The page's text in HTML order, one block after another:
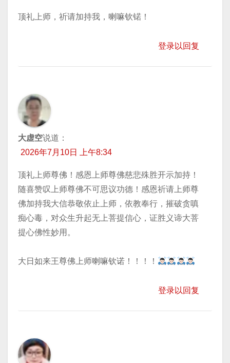
顶礼上师，祈请加持我，喇嘛钦锘！
登录以回复
大虚空说道：
2026年7月10日 上午8:34
顶礼上师尊佛！感恩上师尊佛慈悲殊胜开示加持！
随喜赞叹上师尊佛不可思议功德！感恩祈请上师尊
佛加持我大信恭敬依止上师，依教奉行，摧破贪嗔
痴心毒，对众生升起无上菩提信心，证胜义谛大菩
提心佛性妙用。
​大日如来王尊佛上师喇嘛钦诺！！！！
登录以回复